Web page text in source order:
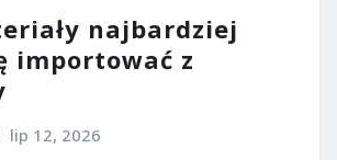
najbardziej
importować z
lip 12, 2026